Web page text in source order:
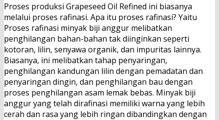
Proses produksi Grapeseed Oil Refined ini biasanya
melalui proses rafinasi. Apa itu proses rafinasi? Yaitu
Proses rafinasi minyak biji anggur melibatkan
penghilangan bahan-bahan tak diinginkan seperti
kotoran, lilin, senyawa organik, dan impuritas lainnya.
Biasanya, ini melibatkan tahap penyaringan,
penghilangan kandungan lilin dengan pemadatan dan
penyaringan dingin, dan penghilangan bau dengan
proses penghilangan asam lemak bebas. Minyak biji
anggur yang telah dirafinasi memiliki warna yang lebih
cerah dan rasa yang lebih ringan dibandingkan dengan